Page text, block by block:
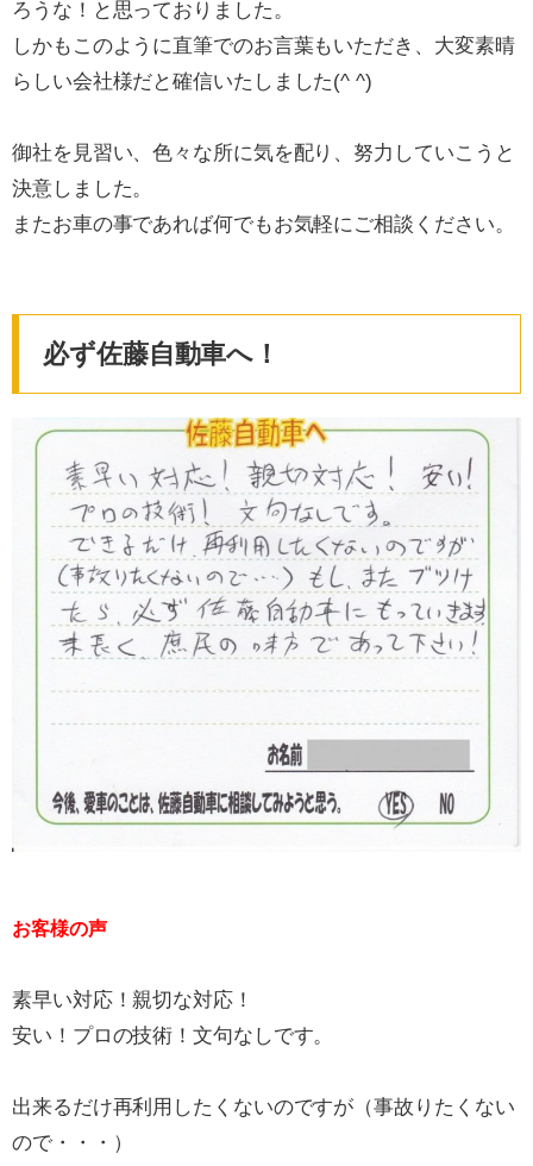
ろうな！と思っておりました。
しかもこのように直筆でのお言葉もいただき、大変素晴
らしい会社様だと確信いたしました(^ ^)
御社を見習い、色々な所に気を配り、努力していこうと
決意しました。
またお車の事であれば何でもお気軽にご相談ください。
必ず佐藤自動車へ！
お客様の声
素早い対応！親切な対応！
安い！プロの技術！文句なしです。
出来るだけ再利用したくないのですが（事故りたくない
ので・・・）